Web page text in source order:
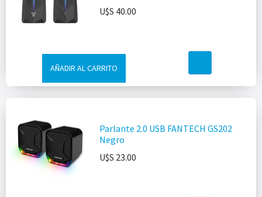
U$S 40.00
AÑADIR AL CARRITO
Parlante 2.0 USB FANTECH GS202
Negro
U$S 23.00